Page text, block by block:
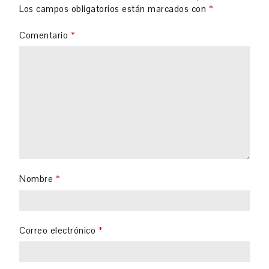
Los campos obligatorios están marcados con *
Comentario *
Nombre *
Correo electrónico *